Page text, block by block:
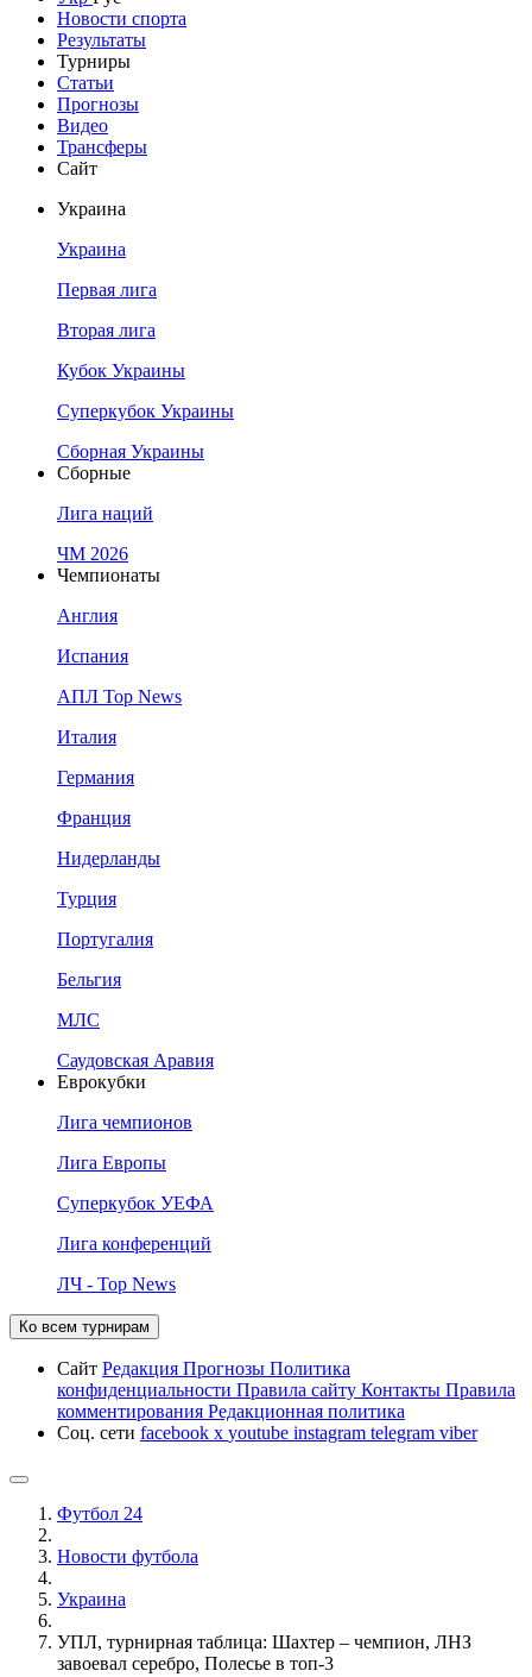
Новости спорта
Результаты
Турниры
Статьи
Прогнозы
Видео
Трансферы
Сайт
Украина
Украина
Первая лига
Вторая лига
Кубок Украины
Суперкубок Украины
Сборная Украины
Сборные
Лига наций
ЧМ 2026
Чемпионаты
Англия
Испания
АПЛ Top News
Италия
Германия
Франция
Нидерланды
Турция
Португалия
Бельгия
МЛС
Саудовская Аравия
Еврокубки
Лига чемпионов
Лига Европы
Суперкубок УЕФА
Лига конференций
ЛЧ - Top News
Ко всем турнирам
Сайт Редакция Прогнозы Политика
конфиденциальности Правила сайту Контакты Правила
комментирования Редакционная политика
Соц. сети facebook x youtube instagram telegram viber
Футбол 24
Новости футбола
Украина
УПЛ, турнирная таблица: Шахтер – чемпион, ЛНЗ
завоевал серебро, Полесье в топ-3